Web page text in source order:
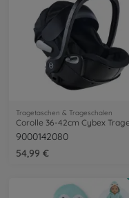
Tragetaschen & Trageschalen
9000142080
54,99 €